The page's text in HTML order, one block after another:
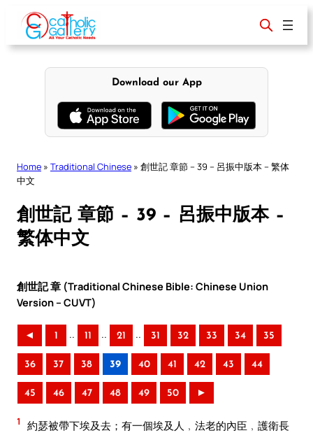
content
Download our App
Home » Traditional Chinese » 創世記 章節 – 39 – 呂振中版本 – 繁体
中文
創世記 章節 – 39 – 呂振中版本 –
繁体中文
創世記 章 (Traditional Chinese Bible: Chinese Union
Version – CUVT)
◄ 1 .. 11 .. 21 .. 31 32 33 34 35
36 37 38 39 40 41 42 43 44
45 46 47 48 49 50 ►
1
約瑟被帶下埃及去；有一個埃及人﹐法老的內臣﹐護衛長